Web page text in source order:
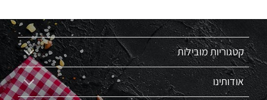
קטגוריות מובילות
אודותינו